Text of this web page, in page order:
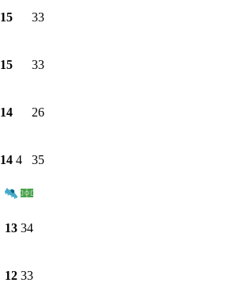
15 33
15 33
14 26
14 4 35
13 34
12 33